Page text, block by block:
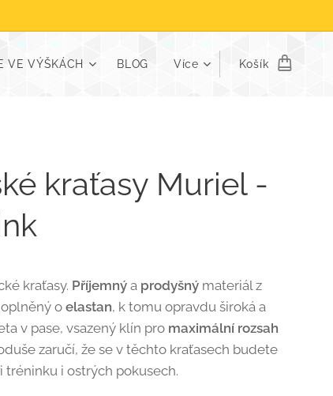
VE VÝŠKÁCH BLOG Více Košík
kraťasy Muriel -
kraťasy. Příjemnýa prodyšný materiál z
oelastan, k tomu opravdu široká a
v pase, vsazený klín pro maximální rozsah
zaručí, že se v těchto kraťasech budete
tréninku i ostrých pokusech.